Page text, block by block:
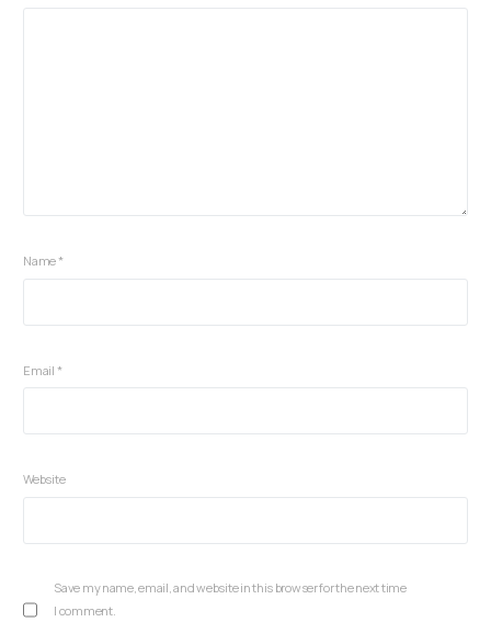
Name*
Email *
Website
Save my name, email, and website in this browser for the next time
I comment.